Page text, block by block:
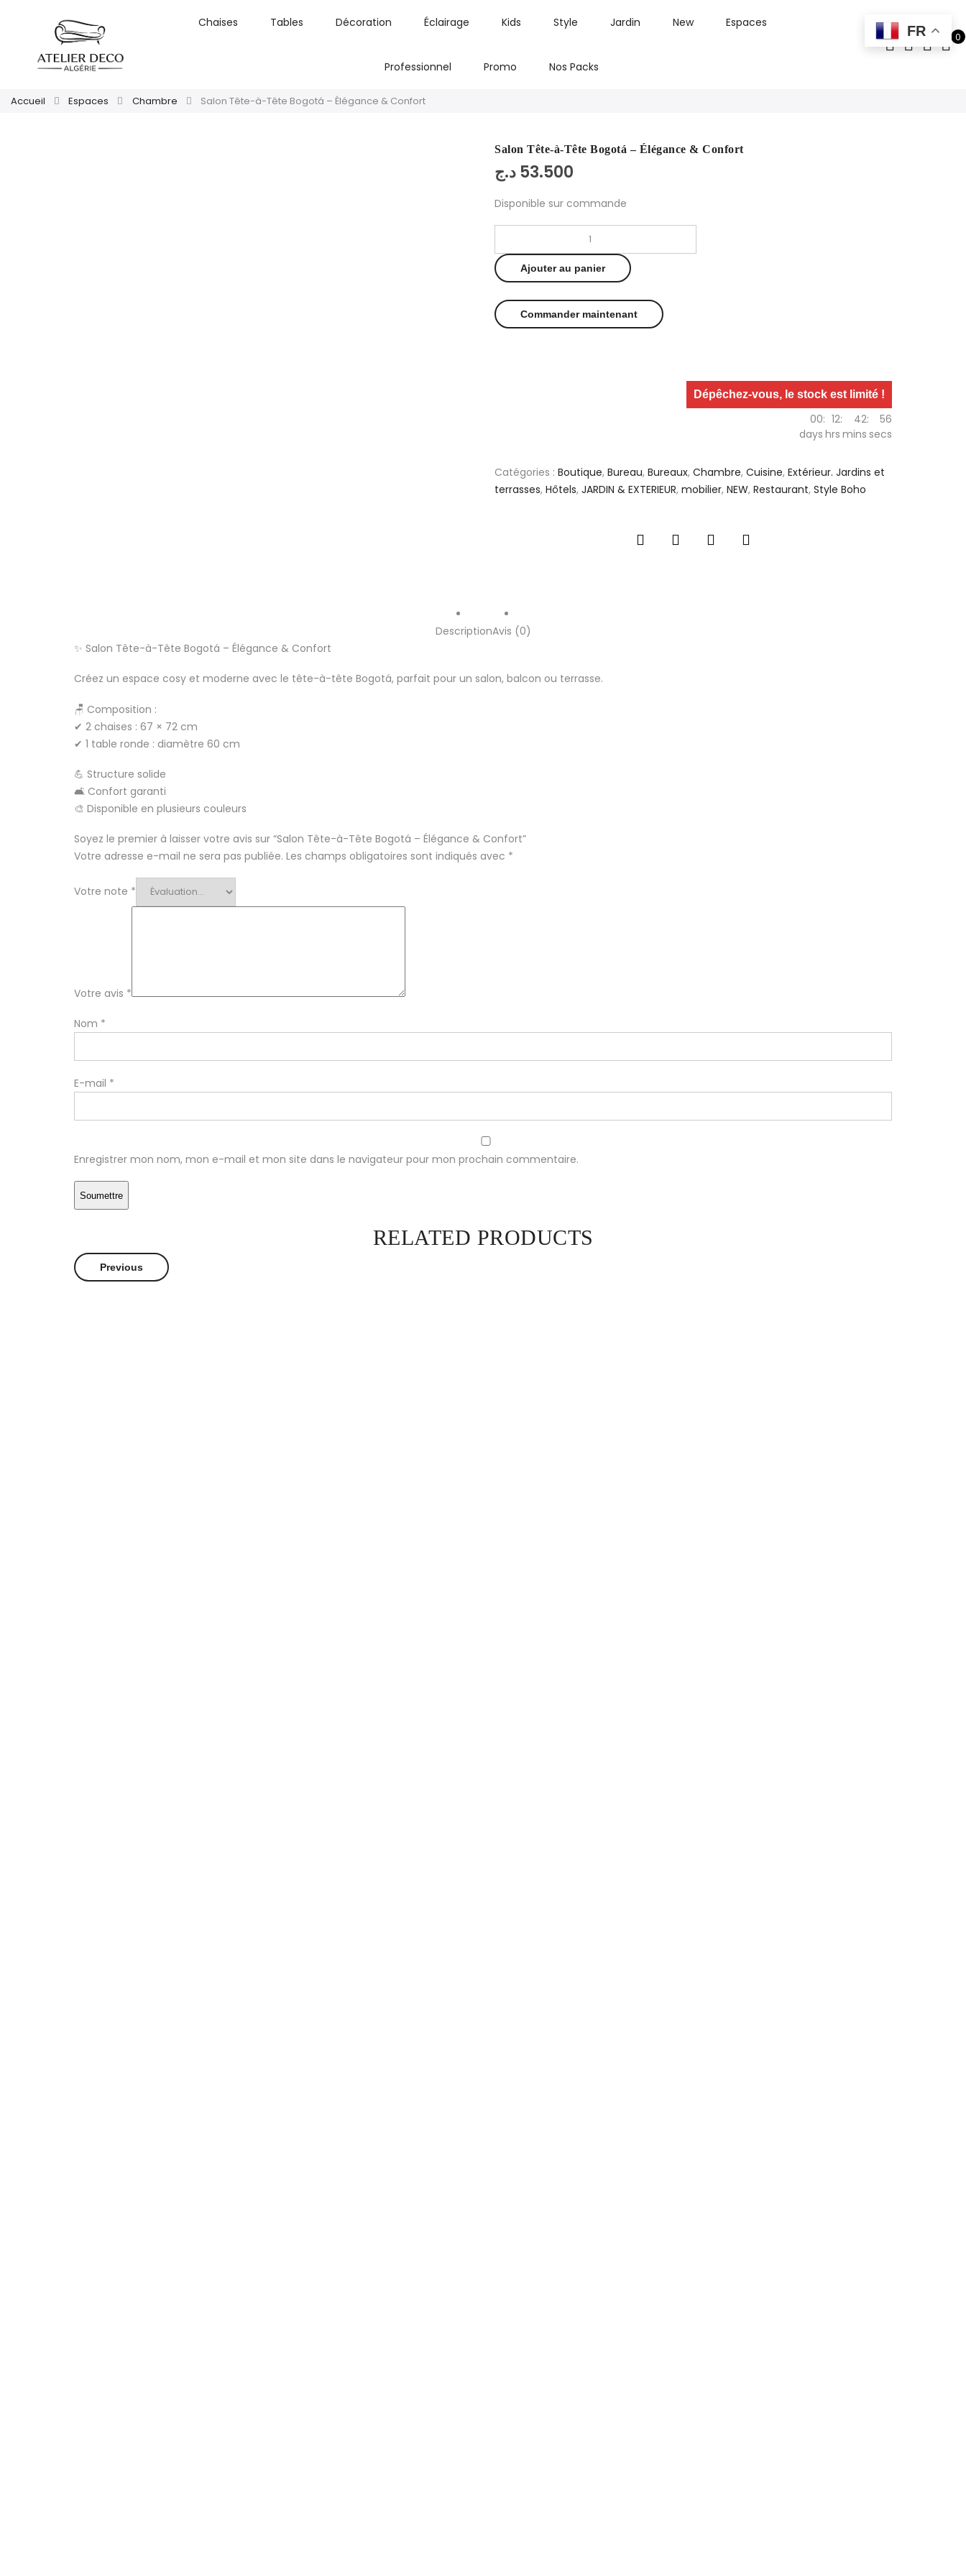
Chaises Tables Décoration Éclairage Kids Style Jardin New Espaces
Professionnel Promo Nos Packs
0
Accueil Espaces Chambre Salon Tête-à-Tête Bogotá – Élégance & Confort
Salon Tête-à-Tête Bogotá – Élégance & Confort
53.500د.ج
Disponible sur commande
Ajouter au panier
Commander maintenant
Dépêchez-vous, le stock est limité !
00
days
: 12
hrs
:
42
mins
:
55
secs
Catégories : Boutique, Bureau, Bureaux, Chambre, Cuisine, Extérieur. Jardins et
terrasses, Hôtels, JARDIN & EXTERIEUR, mobilier, NEW, Restaurant, Style Boho
DescriptionAvis (0)
✨ Salon Tête-à-Tête Bogotá – Élégance & Confort
Créez un espace cosy et moderne avec le tête-à-tête Bogotá, parfait pour un salon, balcon ou terrasse.
🪑 Composition :
✔ 2 chaises : 67 × 72 cm
✔ 1 table ronde : diamètre 60 cm
💪 Structure solide
🛋 Confort garanti
🎨 Disponible en plusieurs couleurs
Soyez le premier à laisser votre avis sur “Salon Tête-à-Tête Bogotá – Élégance & Confort”
Votre adresse e-mail ne sera pas publiée. Les champs obligatoires sont indiqués avec *
Votre note *
Votre avis *
Nom *
E-mail *
Enregistrer mon nom, mon e-mail et mon site dans le navigateur pour mon prochain commentaire.
RELATED PRODUCTS
Previous
FR